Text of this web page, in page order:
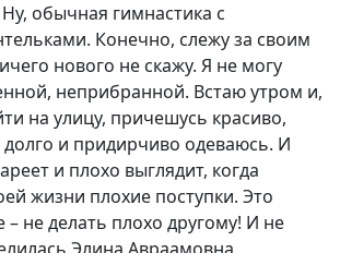
обычная гимнастика с
Конечно, слежу за своим
нового не скажу. Я не могу
неприбранной. Встаю утром и,
на улицу, причешусь красиво,
и придирчиво одеваюсь. И
и плохо выглядит, когда
жизни плохие поступки. Это
– не делать плохо другому! И не